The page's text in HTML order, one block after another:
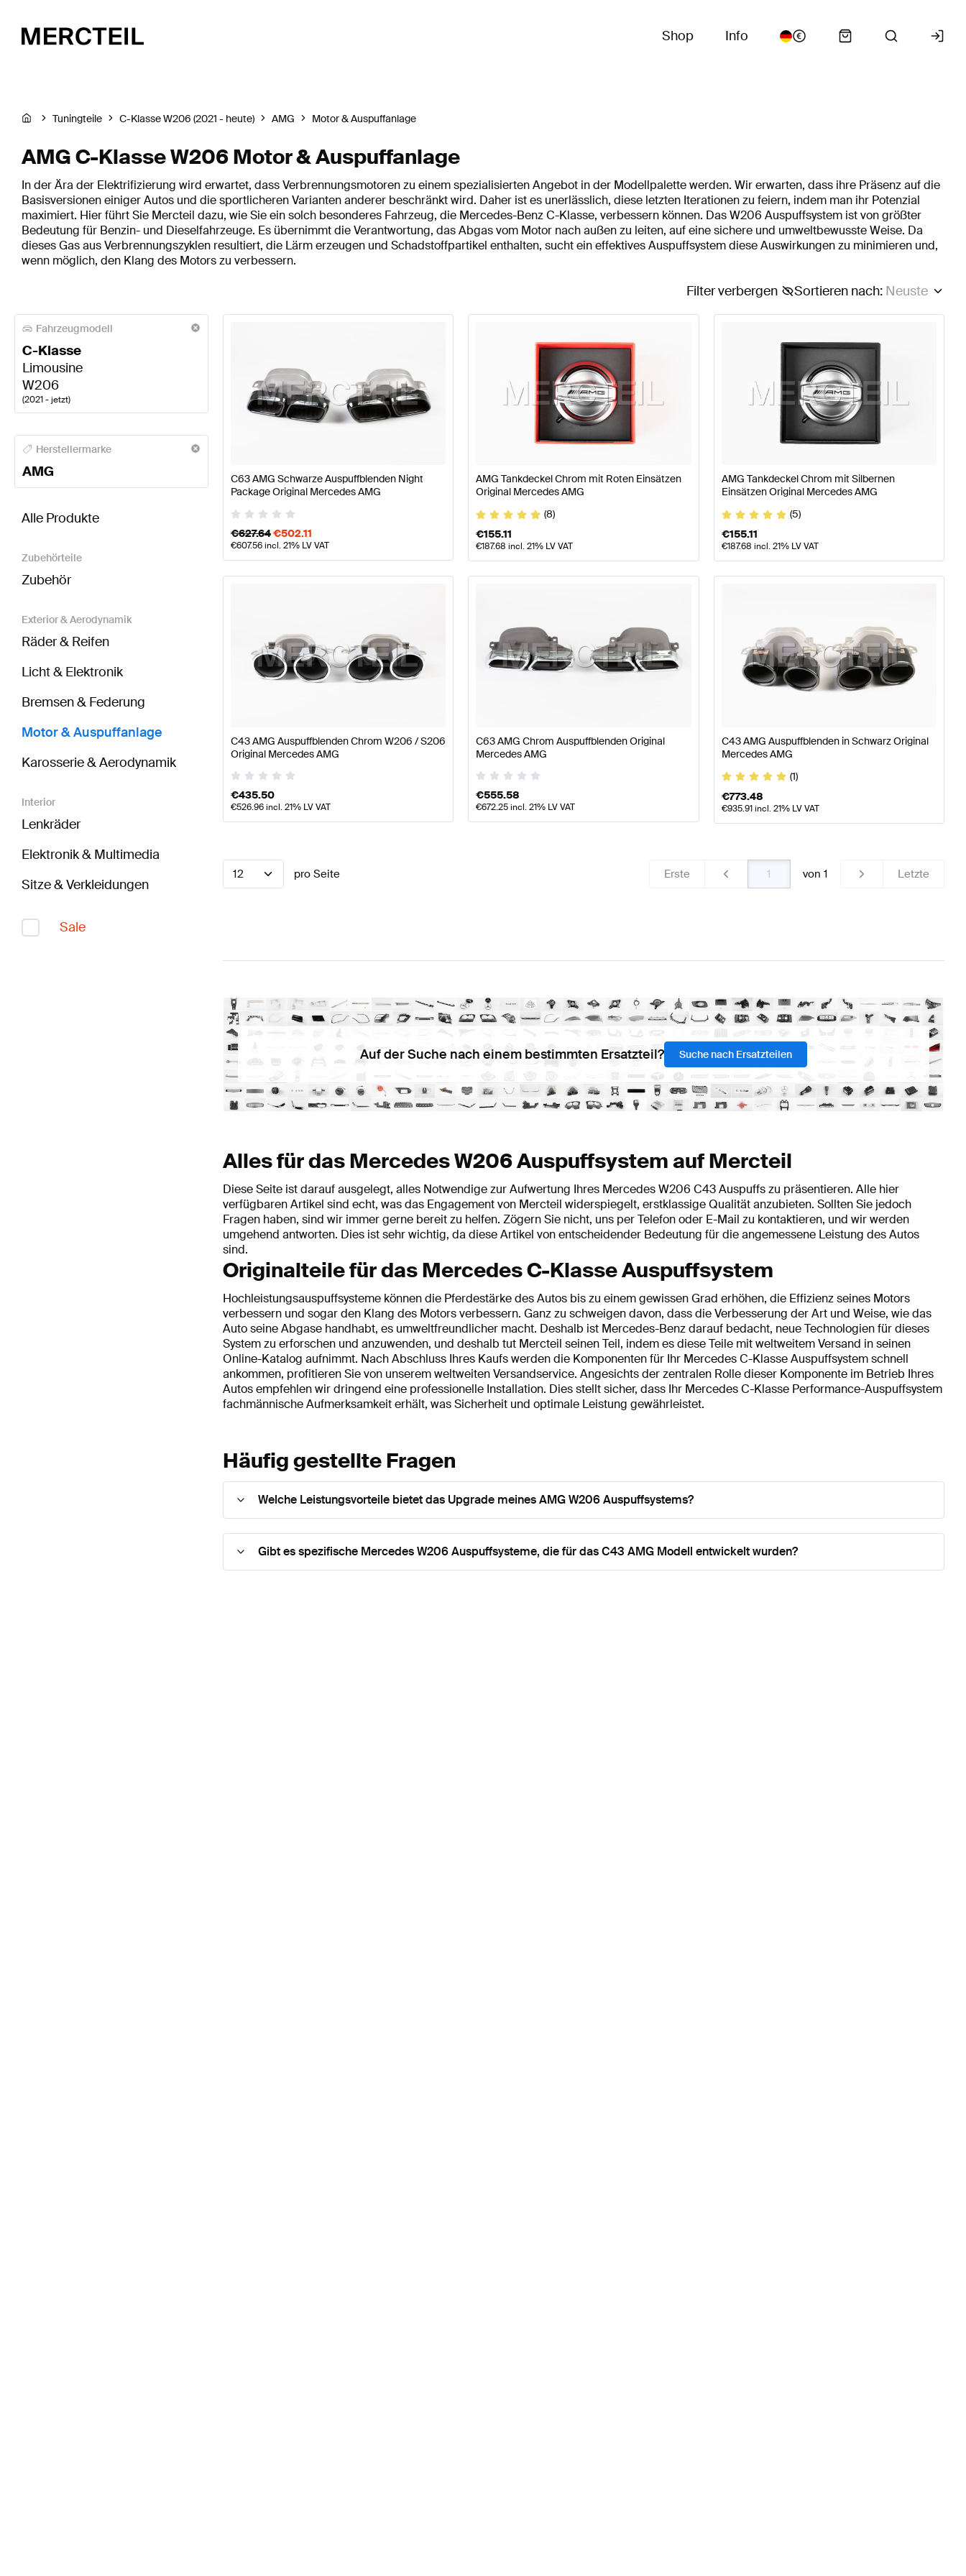
Shop Info
Tuningteile C-Klasse W206 (2021 - heute) AMG Motor & Auspuffanlage
AMG C-Klasse W206 Motor & Auspuffanlage
In der Ära der Elektrifizierung wird erwartet, dass Verbrennungsmotoren zu einem spezialisierten Angebot in der Modellpalette werden. Wir erwarten, dass ihre Präsenz auf die
Basisversionen einiger Autos und die sportlicheren Varianten anderer beschränkt wird. Daher ist es unerlässlich, diese letzten Iterationen zu feiern, indem man ihr Potenzial
maximiert. Hier führt Sie Mercteil dazu, wie Sie ein solch besonderes Fahrzeug, die Mercedes-Benz C-Klasse, verbessern können. Das W206 Auspuffsystem ist von größter
Bedeutung für Benzin- und Dieselfahrzeuge. Es übernimmt die Verantwortung, das Abgas vom Motor nach außen zu leiten, auf eine sichere und umweltbewusste Weise. Da
dieses Gas aus Verbrennungszyklen resultiert, die Lärm erzeugen und Schadstoffpartikel enthalten, sucht ein effektives Auspuffsystem diese Auswirkungen zu minimieren und,
wenn möglich, den Klang des Motors zu verbessern.
Sortieren nach: Neuste
Filter verbergen
Fahrzeugmodell
C-Klasse
Limousine
W206
(2021 - jetzt)
AMG A-Klasse Motor & Auspuffanlage AMG A-Klasse W177 Modellpflege Motor & AuspuffanlageAMG A-Klasse W177 Motor & AuspuffanlageAMG A-Klasse
Herstellermarke
AMG
BRABUS C-Klasse W206 Motor & Auspuffanlage
AMG C-Klasse W206 Motor & Auspuffanlage
Mercedes-Benz C-Klasse W206 Motor & Auspuffanlage
Alle Produkte
Zubehörteile
Zubehör
Exterior & Aerodynamik
Räder & Reifen
Licht & Elektronik
Bremsen & Federung
Motor & Auspuffanlage
Karosserie & Aerodynamik
Interior
Lenkräder
Elektronik & Multimedia
Sitze & Verkleidungen
Sale
C63 AMG Schwarze Auspuffblenden Night
Package Original Mercedes AMG
€627.64€502.11
€607.56incl. 21% LV VAT
AMG Tankdeckel Chrom mit Roten Einsätzen
Original Mercedes AMG
(8)
€155.11
€187.68 incl. 21% LV VAT
AMG Tankdeckel Chrom mit Silbernen
Einsätzen Original Mercedes AMG
(5)
€155.11
€187.68 incl. 21% LV VAT
C43 AMG Auspuffblenden Chrom W206 / S206
Original Mercedes AMG
€435.50
€526.96incl. 21% LV VAT
C63 AMG Chrom Auspuffblenden Original
Mercedes AMG
€555.58
€672.25incl. 21% LV VAT
C43 AMG Auspuffblenden in Schwarz Original
Mercedes AMG
(1)
€773.48
€935.91incl. 21% LV VAT
12 pro Seite Erste von 1 Letzte
Auf der Suche nach einem bestimmten Ersatzteil? Suche nach Ersatzteilen
Alles für das Mercedes W206 Auspuffsystem auf Mercteil
Diese Seite ist darauf ausgelegt, alles Notwendige zur Aufwertung Ihres Mercedes W206 C43 Auspuffs zu präsentieren. Alle hier
verfügbaren Artikel sind echt, was das Engagement von Mercteil widerspiegelt, erstklassige Qualität anzubieten. Sollten Sie jedoch
Fragen haben, sind wir immer gerne bereit zu helfen. Zögern Sie nicht, uns per Telefon oder E-Mail zu kontaktieren, und wir werden
umgehend antworten. Dies ist sehr wichtig, da diese Artikel von entscheidender Bedeutung für die angemessene Leistung des Autos
sind.
Originalteile für das Mercedes C-Klasse Auspuffsystem
Hochleistungsauspuffsysteme können die Pferdestärke des Autos bis zu einem gewissen Grad erhöhen, die Effizienz seines Motors
verbessern und sogar den Klang des Motors verbessern. Ganz zu schweigen davon, dass die Verbesserung der Art und Weise, wie das
Auto seine Abgase handhabt, es umweltfreundlicher macht. Deshalb ist Mercedes-Benz darauf bedacht, neue Technologien für dieses
System zu erforschen und anzuwenden, und deshalb tut Mercteil seinen Teil, indem es diese Teile mit weltweitem Versand in seinen
Online-Katalog aufnimmt. Nach Abschluss Ihres Kaufs werden die Komponenten für Ihr Mercedes C-Klasse Auspuffsystem schnell
ankommen, profitieren Sie von unserem weltweiten Versandservice. Angesichts der zentralen Rolle dieser Komponente im Betrieb Ihres
Autos empfehlen wir dringend eine professionelle Installation. Dies stellt sicher, dass Ihr Mercedes C-Klasse Performance-Auspuffsystem
fachmännische Aufmerksamkeit erhält, was Sicherheit und optimale Leistung gewährleistet.
Häufig gestellte Fragen
Welche Leistungsvorteile bietet das Upgrade meines AMG W206 Auspuffsystems?
Gibt es spezifische Mercedes W206 Auspuffsysteme, die für das C43 AMG Modell entwickelt wurden?